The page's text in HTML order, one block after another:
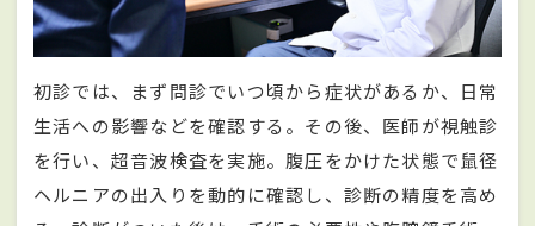
初診では、まず問診でいつ頃から症状があるか、日常
生活への影響などを確認する。その後、医師が視触診
を行い、超音波検査を実施。腹圧をかけた状態で鼠径
ヘルニアの出入りを動的に確認し、診断の精度を高め